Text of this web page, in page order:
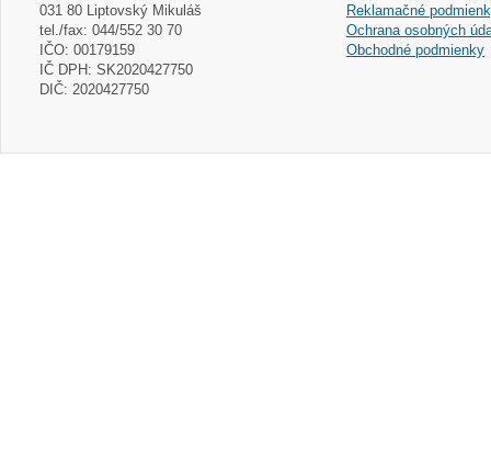
031 80 Liptovský Mikuláš
tel./fax: 044/552 30 70
IČO: 00179159
IČ DPH: SK2020427750
DIČ: 2020427750
Reklamačné
Ochrana osobných
Obchodné podmienky